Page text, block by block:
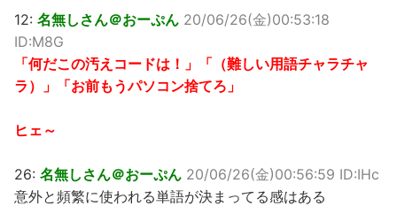
12: 名無しさん＠おーぷん 20/06/26(金)00:53:18
ID:M8G
「何だこの汚えコードは！」「（難しい用語チャラチャ
ラ）」「お前もうパソコン捨てろ」
ヒェ～
26: 名無しさん＠おーぷん 20/06/26(金)00:56:59 ID:IHc
意外と頻繁に使われる単語が決まってる感はある